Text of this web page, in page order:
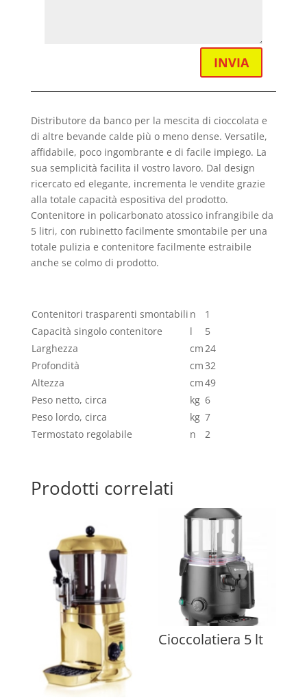
INVIA
Distributore da banco per la mescita di cioccolata e
di altre bevande calde più o meno dense. Versatile,
affidabile, poco ingombrante e di facile impiego. La
sua semplicità facilita il vostro lavoro. Dal design
ricercato ed elegante, incrementa le vendite grazie
alla totale capacità espositiva del prodotto.
Contenitore in policarbonato atossico infrangibile da
5 litri, con rubinetto facilmente smontabile per una
totale pulizia e contenitore facilmente estraibile
anche se colmo di prodotto.
Contenitori trasparenti smontabili n
1
Capacità singolo contenitore
l
5
Larghezza
cm24
Profondità
cm32
Altezza
cm49
Peso netto, circa
kg 6
Peso lordo, circa
kg 7
Termostato regolabile
n 2
Prodotti correlati
Cioccolatiera 5 lt